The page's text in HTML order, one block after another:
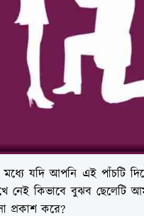
যদি আপনি এই পাঁচটি
নেই কিভাবে বুঝব ছেলেটি
প্রকাশ করে?